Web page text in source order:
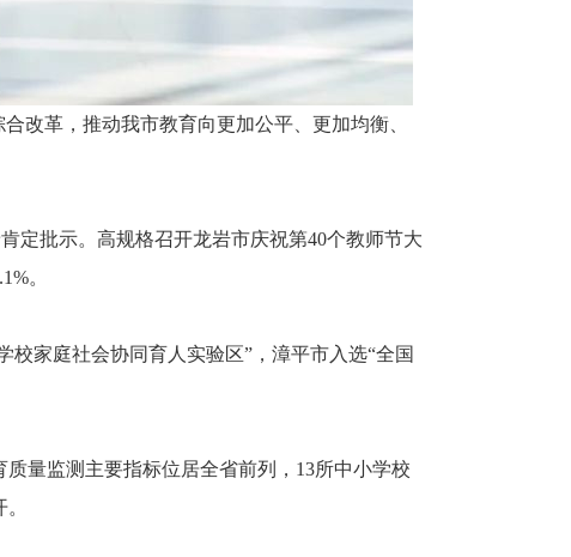
革，推动我市教育向更加公平、更加均衡、
定批示。高规格召开龙岩市庆祝第40个教师节大
。
家庭社会协同育人实验区”，漳平市入选“全国
量监测主要指标位居全省前列，13所中小学校